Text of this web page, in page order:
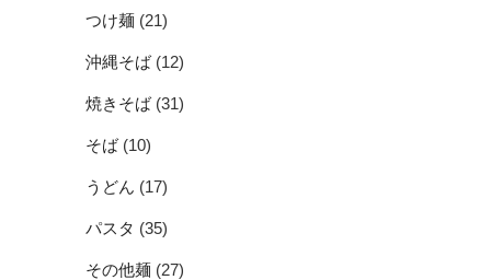
つけ麺 (21)
沖縄そば(12)
焼きそば(31)
そば(10)
うどん (17)
パスタ (35)
その他麺 (27)